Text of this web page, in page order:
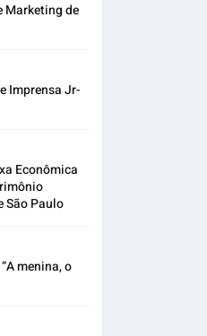
Marketing de
Imprensa Jr-
Econômica
São Paulo
menina, o